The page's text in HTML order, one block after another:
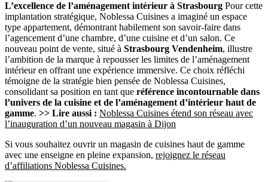
L’excellence de l’aménagement intérieur à Strasbourg Pour cette
implantation stratégique, Noblessa Cuisines a imaginé un espace
type appartement, démontrant habilement son savoir-faire dans
l’agencement d’une chambre, d’une cuisine et d’un salon. Ce
nouveau point de vente, situé à Strasbourg Vendenheim, illustre
l’ambition de la marque à repousser les limites de l’aménagement
intérieur en offrant une expérience immersive. Ce choix réfléchi
témoigne de la stratégie bien pensée de Noblessa Cuisines,
consolidant sa position en tant que référence incontournable dans
l’univers de la cuisine et de l’aménagement d’intérieur haut de
gamme. >> Lire aussi : Noblessa Cuisines étend son réseau avec
l’inauguration d’un nouveau magasin à Dijon
Si vous souhaitez ouvrir un magasin de cuisines haut de gamme
avec une enseigne en pleine expansion, rejoignez le réseau
d’affiliations Noblessa Cuisines.